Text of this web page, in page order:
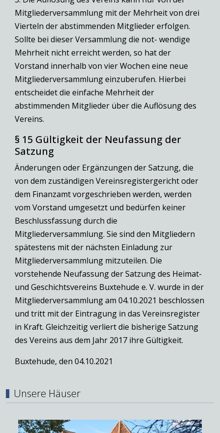
Mitgliederversammlung mit der Mehrheit von drei
Vierteln der abstimmenden Mitglieder erfolgen.
Sollte bei dieser Versammlung die not- wendige
Mehrheit nicht erreicht werden, so hat der
Vorstand innerhalb von vier Wochen eine neue
Mitgliederversammlung einzuberufen. Hierbei
entscheidet die einfache Mehrheit der
abstimmenden Mitglieder über die Auflösung des
Vereins.
§ 15 Gültigkeit der Neufassung der
Satzung
Änderungen oder Ergänzungen der Satzung, die
von dem zuständigen Vereinsregistergericht oder
dem Finanzamt vorgeschrieben werden, werden
vom Vorstand umgesetzt und bedürfen keiner
Beschlussfassung durch die
Mitgliederversammlung. Sie sind den Mitgliedern
spätestens mit der nächsten Einladung zur
Mitgliederversammlung mitzuteilen. Die
vorstehende Neufassung der Satzung des Heimat-
und Geschichtsvereins Buxtehude e. V. wurde in der
Mitgliederversammlung am 04.10.2021 beschlossen
und tritt mit der Eintragung in das Vereinsregister
in Kraft. Gleichzeitig verliert die bisherige Satzung
des Vereins aus dem Jahr 2017 ihre Gültigkeit.
Buxtehude, den 04.10.2021
Unsere Häuser